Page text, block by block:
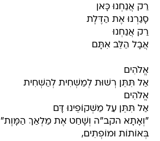
רַק אֲנַחְנוּ כָּאן
סָגַרְנוּ אֶת הַדֶּלֶת
רַק אֲנַחְנוּ
אֲבָל הַלֵּב אִתָּם
אֱלֹהִים
אַל תִּתֵּן רְשׁוּת לְמַשְׁחִית לְהַשְׁחִית
אֱלֹהִים
אַל תִּתֵּן עַל מַשְׁקוֹפֵינוּ דָּם
"וְאָתָא הקב"ה וְשָׁחַט אֶת מַלְאַךְ הַמָּוֶת"
בְּאוֹתוֹת וּמוֹפְתִים,